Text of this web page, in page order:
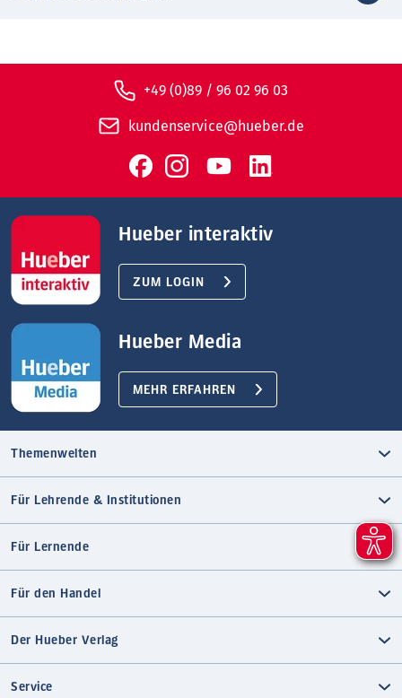
+49 (0)89 / 96 02 96 03
kundenservice@hueber.de
Hueber interaktiv
ZUM LOGIN
Hueber Media
MEHR ERFAHREN
Themenwelten
Für Lehrende & Institutionen
Für Lernende
Für den Handel
Der Hueber Verlag
Service